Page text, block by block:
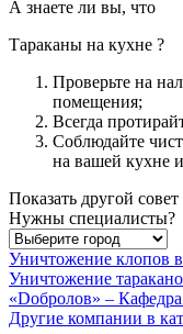
А знаете ли вы, что
Тараканы на кухне ?
Проверьте на
помещения;
Всегда
Соблюдайте
на вашей кухне
Показать другой совет
Нужны специалисты?
Уничтожение клопов
Уничтожение
«Dобролов» –
Другие компании в